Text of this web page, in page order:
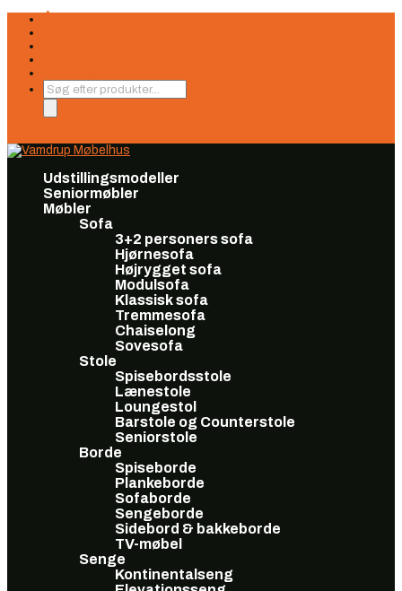
Products
search
Udstillingsmodeller
Seniormøbler
Møbler
Sofa
3+2 personers sofa
Hjørnesofa
Højrygget sofa
Modulsofa
Klassisk sofa
Tremmesofa
Chaiselong
Sovesofa
Stole
Spisebordsstole
Lænestole
Loungestol
Barstole og Counterstole
Seniorstole
Borde
Spiseborde
Plankeborde
Sofaborde
Sengeborde
Sidebord & bakkeborde
TV-møbel
Senge
Kontinentalseng